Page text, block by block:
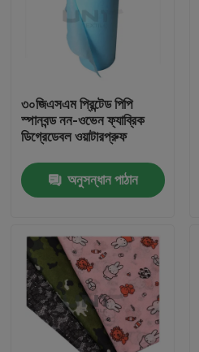
বাড়ি
পণ্য
আমাদের সম্পর্কে
৩০জিএসএম প্রিন্টেড পিপি
স্পানবন্ড নন-ওভেন ফ্যাব্রিক
ডিগ্রেডেবল ওয়াটারপ্রুফ
অনুসন্ধান পাঠান